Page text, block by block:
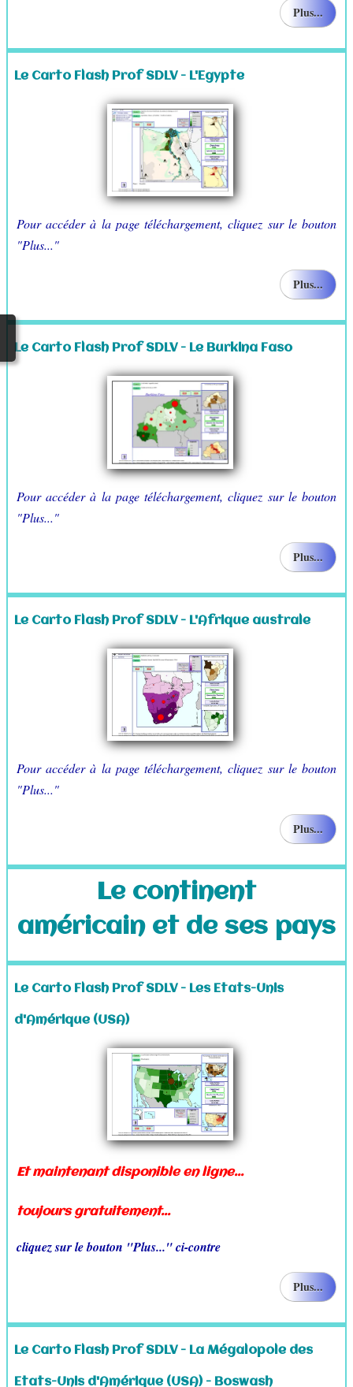
Plus...
Le Carto Flash Prof SDLV - L'Egypte
Pour accéder à la page téléchargement, cliquez sur le bouton
"Plus..."
Plus...
Le Carto Flash Prof SDLV - Le Burkina Faso
Pour accéder à la page téléchargement, cliquez sur le bouton
"Plus..."
Plus...
Le Carto Flash Prof SDLV - L'Afrique australe
Pour accéder à la page téléchargement, cliquez sur le bouton
"Plus..."
Plus...
Le continent
américain et de ses pays
Le Carto Flash Prof SDLV - Les Etats-Unis
d'Amérique (USA)
Et maintenant disponible en ligne...
toujours gratuitement...
cliquez sur le bouton "Plus..." ci-contre
Plus...
Le Carto Flash Prof SDLV - La Mégalopole des
Etats-Unis d'Amérique (USA) - Boswash